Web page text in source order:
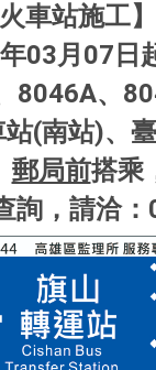
車站施工】
03月07日
8046A、
(南站)、
郵局前搭乘
詢，請洽